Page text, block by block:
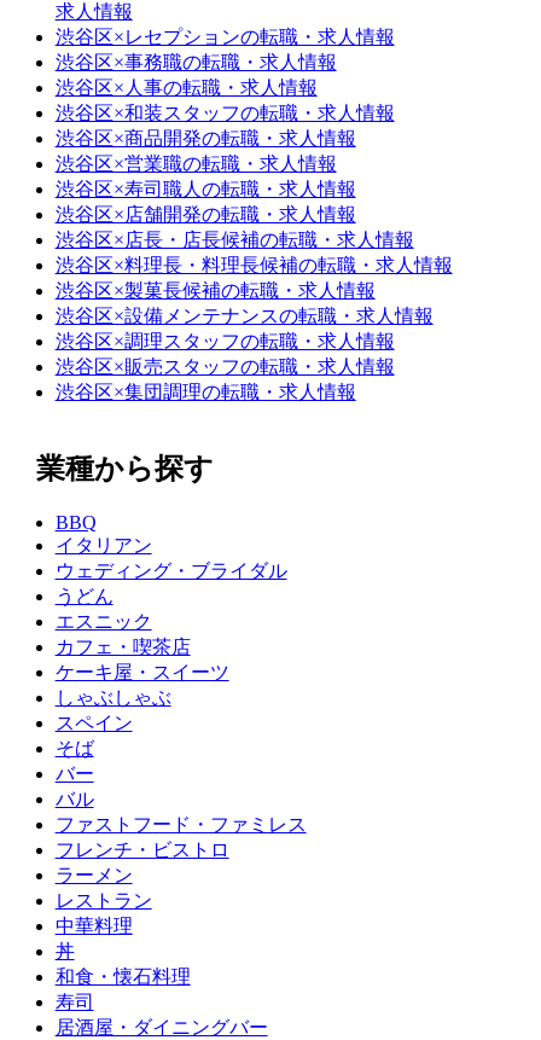
求人情報
渋谷区×レセプションの転職・求人情報
渋谷区×事務職の転職・求人情報
渋谷区×人事の転職・求人情報
渋谷区×和装スタッフの転職・求人情報
渋谷区×商品開発の転職・求人情報
渋谷区×営業職の転職・求人情報
渋谷区×寿司職人の転職・求人情報
渋谷区×店舗開発の転職・求人情報
渋谷区×店長・店長候補の転職・求人情報
渋谷区×料理長・料理長候補の転職・求人情報
渋谷区×製菓長候補の転職・求人情報
渋谷区×設備メンテナンスの転職・求人情報
渋谷区×調理スタッフの転職・求人情報
渋谷区×販売スタッフの転職・求人情報
渋谷区×集団調理の転職・求人情報
業種から探す
BBQ
イタリアン
ウェディング・ブライダル
うどん
エスニック
カフェ・喫茶店
ケーキ屋・スイーツ
しゃぶしゃぶ
スペイン
そば
バー
バル
ファストフード・ファミレス
フレンチ・ビストロ
ラーメン
レストラン
中華料理
丼
和食・懐石料理
寿司
居酒屋・ダイニングバー